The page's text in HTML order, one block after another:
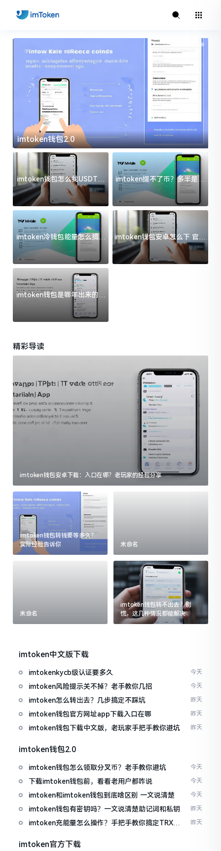
imtoken钱包2.0
imtoken钱包怎么找USDT地
址？三步搞定不踩坑
imtoken提不了币？多半是这
几件事没处理好
imtoken冷钱包能量怎么搞？
过来人告诉你门道
imtoken钱包安卓怎么下 官方
渠道避坑指南
imtoken钱包是哪年出来的？
一文给你说清楚
精彩导读
imtoken钱包安卓下载：入口在哪？老玩家的经验分享
imtoken钱包转钱要等多久？
实际经验告诉你
未命名
未命名
imtoken钱包转不出去？别
慌，这几种情况都能解决
imtoken中文版下载
imtokenkycb级认证要多久 今天
imtoken风险提示关不掉？老手教你几招 今天
imtoken怎么转出去？几步搞定不踩坑 昨天
imtoken钱包官方网址app下载入口在哪 昨天
imtoken钱包下载中文版，老玩家手把手教你避坑 昨天
imtoken钱包2.0
imtoken钱包怎么领取分叉币？老手教你避坑 今天
下载imtoken钱包前，看看老用户都咋说 今天
imtoken和imtoken钱包到底啥区别 一文说清楚 今天
imtoken钱包有密钥吗？一文说清楚助记词和私钥 昨天
imtoken充能量怎么操作？手把手教你搞定TRX手
昨天
imtoken官方下载